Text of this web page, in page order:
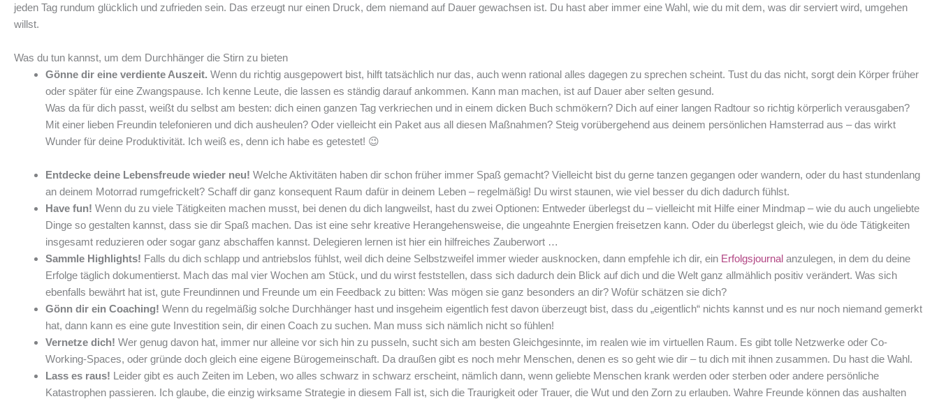
jeden Tag rundum glücklich und zufrieden sein. Das erzeugt nur einen Druck, dem niemand auf Dauer gewachsen ist. Du hast aber immer eine Wahl, wie du mit dem, was dir serviert wird, umgehen
willst.
Was du tun kannst, um dem Durchhänger die Stirn zu bieten
Gönne dir eine verdiente Auszeit. Wenn du richtig ausgepowert bist, hilft tatsächlich nur das, auch wenn rational alles dagegen zu sprechen scheint. Tust du das nicht, sorgt dein Körper früher
oder später für eine Zwangspause. Ich kenne Leute, die lassen es ständig darauf ankommen. Kann man machen, ist auf Dauer aber selten gesund.
Was da für dich passt, weißt du selbst am besten: dich einen ganzen Tag verkriechen und in einem dicken Buch schmökern? Dich auf einer langen Radtour so richtig körperlich verausgaben?
Mit einer lieben Freundin telefonieren und dich ausheulen? Oder vielleicht ein Paket aus all diesen Maßnahmen? Steig vorübergehend aus deinem persönlichen Hamsterrad aus – das wirkt
Wunder für deine Produktivität. Ich weiß es, denn ich habe es getestet! 😉
Entdecke deine Lebensfreude wieder neu! Welche Aktivitäten haben dir schon früher immer Spaß gemacht? Vielleicht bist du gerne tanzen gegangen oder wandern, oder du hast stundenlang
an deinem Motorrad rumgefrickelt? Schaff dir ganz konsequent Raum dafür in deinem Leben – regelmäßig! Du wirst staunen, wie viel besser du dich dadurch fühlst.
Have fun! Wenn du zu viele Tätigkeiten machen musst, bei denen du dich langweilst, hast du zwei Optionen: Entweder überlegst du – vielleicht mit Hilfe einer Mindmap – wie du auch ungeliebte
Dinge so gestalten kannst, dass sie dir Spaß machen. Das ist eine sehr kreative Herangehensweise, die ungeahnte Energien freisetzen kann. Oder du überlegst gleich, wie du öde Tätigkeiten
insgesamt reduzieren oder sogar ganz abschaffen kannst. Delegieren lernen ist hier ein hilfreiches Zauberwort …
Sammle Highlights! Falls du dich schlapp und antriebslos fühlst, weil dich deine Selbstzweifel immer wieder ausknocken, dann empfehle ich dir, ein Erfolgsjournal anzulegen, in dem du deine
Erfolge täglich dokumentierst. Mach das mal vier Wochen am Stück, und du wirst feststellen, dass sich dadurch dein Blick auf dich und die Welt ganz allmählich positiv verändert. Was sich
ebenfalls bewährt hat ist, gute Freundinnen und Freunde um ein Feedback zu bitten: Was mögen sie ganz besonders an dir? Wofür schätzen sie dich?
Gönn dir ein Coaching! Wenn du regelmäßig solche Durchhänger hast und insgeheim eigentlich fest davon überzeugt bist, dass du „eigentlich“ nichts kannst und es nur noch niemand gemerkt
hat, dann kann es eine gute Investition sein, dir einen Coach zu suchen. Man muss sich nämlich nicht so fühlen!
Vernetze dich! Wer genug davon hat, immer nur alleine vor sich hin zu pusseln, sucht sich am besten Gleichgesinnte, im realen wie im virtuellen Raum. Es gibt tolle Netzwerke oder Co-
Working-Spaces, oder gründe doch gleich eine eigene Bürogemeinschaft. Da draußen gibt es noch mehr Menschen, denen es so geht wie dir – tu dich mit ihnen zusammen. Du hast die Wahl.
Lass es raus! Leider gibt es auch Zeiten im Leben, wo alles schwarz in schwarz erscheint, nämlich dann, wenn geliebte Menschen krank werden oder sterben oder andere persönliche
Katastrophen passieren. Ich glaube, die einzig wirksame Strategie in diesem Fall ist, sich die Traurigkeit oder Trauer, die Wut und den Zorn zu erlauben. Wahre Freunde können das aushalten